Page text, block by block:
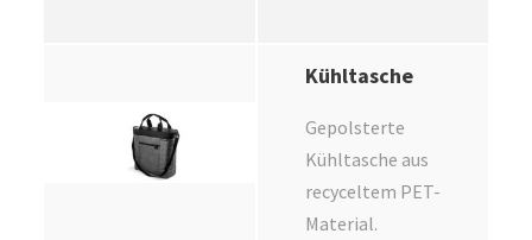
Kühltasche
Gepolsterte
Kühltasche aus
recyceltem PET-
Material.